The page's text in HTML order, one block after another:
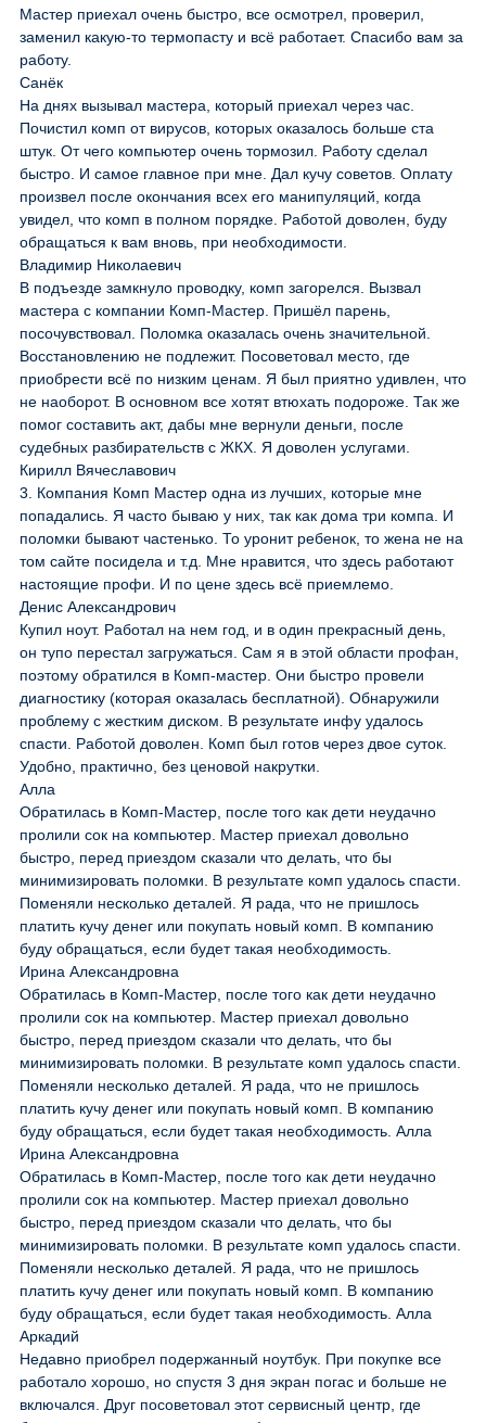
Мастер приехал очень быстро, все осмотрел, проверил,
заменил какую-то термопасту и всё работает. Спасибо вам за
работу.
Санёк
На днях вызывал мастера, который приехал через час.
Почистил комп от вирусов, которых оказалось больше ста
штук. От чего компьютер очень тормозил. Работу сделал
быстро. И самое главное при мне. Дал кучу советов. Оплату
произвел после окончания всех его манипуляций, когда
увидел, что комп в полном порядке. Работой доволен, буду
обращаться к вам вновь, при необходимости.
Владимир Николаевич
В подъезде замкнуло проводку, комп загорелся. Вызвал
мастера с компании Комп-Мастер. Пришёл парень,
посочувствовал. Поломка оказалась очень значительной.
Восстановлению не подлежит. Посоветовал место, где
приобрести всё по низким ценам. Я был приятно удивлен, что
не наоборот. В основном все хотят втюхать подороже. Так же
помог составить акт, дабы мне вернули деньги, после
судебных разбирательств с ЖКХ. Я доволен услугами.
Кирилл Вячеславович
3. Компания Комп Мастер одна из лучших, которые мне
попадались. Я часто бываю у них, так как дома три компа. И
поломки бывают частенько. То уронит ребенок, то жена не на
том сайте посидела и т.д. Мне нравится, что здесь работают
настоящие профи. И по цене здесь всё приемлемо.
Денис Александрович
Купил ноут. Работал на нем год, и в один прекрасный день,
он тупо перестал загружаться. Сам я в этой области профан,
поэтому обратился в Комп-мастер. Они быстро провели
диагностику (которая оказалась бесплатной). Обнаружили
проблему с жестким диском. В результате инфу удалось
спасти. Работой доволен. Комп был готов через двое суток.
Удобно, практично, без ценовой накрутки.
Алла
Обратилась в Комп-Мастер, после того как дети неудачно
пролили сок на компьютер. Мастер приехал довольно
быстро, перед приездом сказали что делать, что бы
минимизировать поломки. В результате комп удалось спасти.
Поменяли несколько деталей. Я рада, что не пришлось
платить кучу денег или покупать новый комп. В компанию
буду обращаться, если будет такая необходимость.
Ирина Александровна
Обратилась в Комп-Мастер, после того как дети неудачно
пролили сок на компьютер. Мастер приехал довольно
быстро, перед приездом сказали что делать, что бы
минимизировать поломки. В результате комп удалось спасти.
Поменяли несколько деталей. Я рада, что не пришлось
платить кучу денег или покупать новый комп. В компанию
буду обращаться, если будет такая необходимость. Алла
Ирина Александровна
Обратилась в Комп-Мастер, после того как дети неудачно
пролили сок на компьютер. Мастер приехал довольно
быстро, перед приездом сказали что делать, что бы
минимизировать поломки. В результате комп удалось спасти.
Поменяли несколько деталей. Я рада, что не пришлось
платить кучу денег или покупать новый комп. В компанию
буду обращаться, если будет такая необходимость. Алла
Аркадий
Недавно приобрел подержанный ноутбук. При покупке все
работало хорошо, но спустя 3 дня экран погас и больше не
включался. Друг посоветовал этот сервисный центр, где